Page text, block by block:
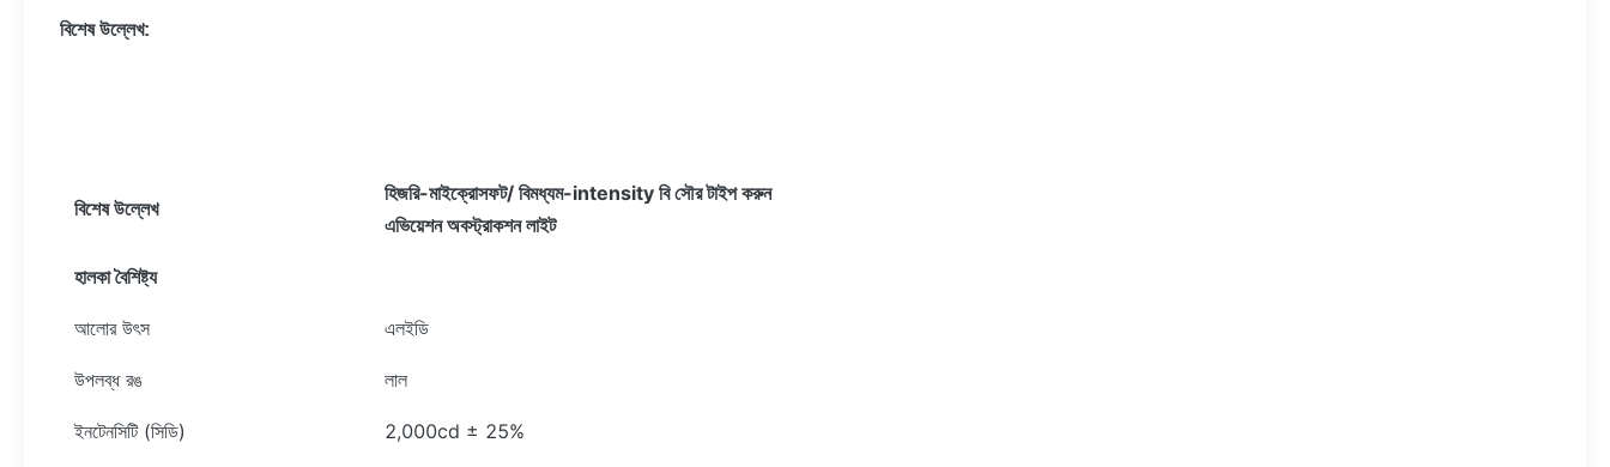
বিশেষ উল্লেখ:
বিশেষ উল্লেখ
হিজরি-মাইক্রোসফট/ বিমধ্যম-intensity বি সৌর টাইপ করুন
এভিয়েশন অবস্ট্রাকশন লাইট
হালকা বৈশিষ্ট্য
আলোর উৎস এলইডি
উপলব্ধ রঙ লাল
ইনটেনসিটি (সিডি) 2,000cd ± 25%